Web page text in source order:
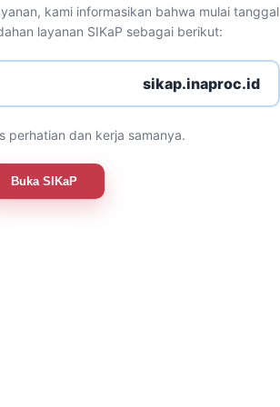
kami informasikan bahwa mulai tanggal
layanan SIKaP sebagai berikut:
sikap.inaproc.id
perhatian dan kerja samanya.
Buka SIKaP